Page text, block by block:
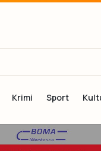
Krimi Sport